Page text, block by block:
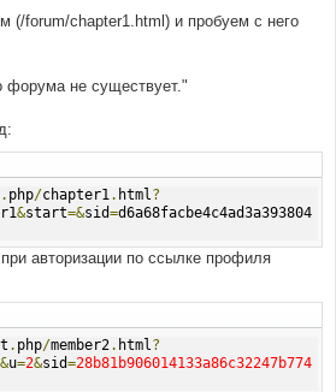
forum/chapter1.html) и пробуем с него
форума не существует."
. php/chapter1. html?
&start=&sid=d6a68facbe4c4ad3a393804
авторизации по ссылке профиля
. php/member2. html?
&u=2&sid=28b81b906014133a86c32247b774